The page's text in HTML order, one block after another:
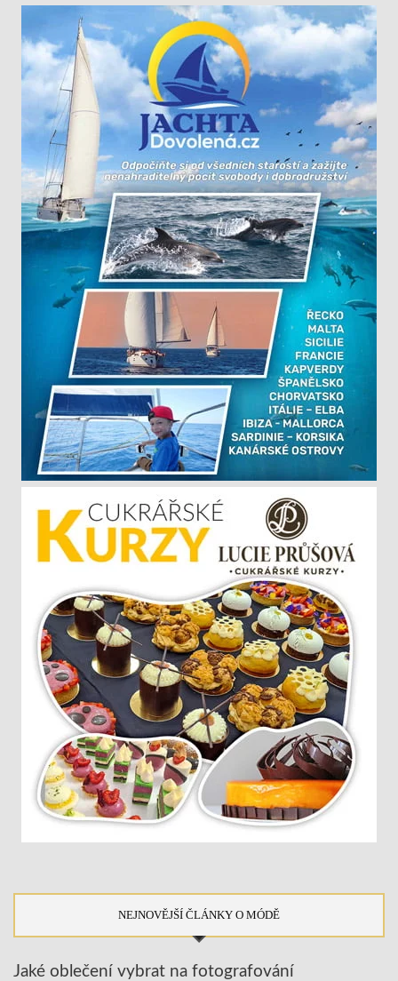
NEJNOVĚJŠÍ ČLÁNKY O MÓDĚ
Jaké oblečení vybrat na fotografování